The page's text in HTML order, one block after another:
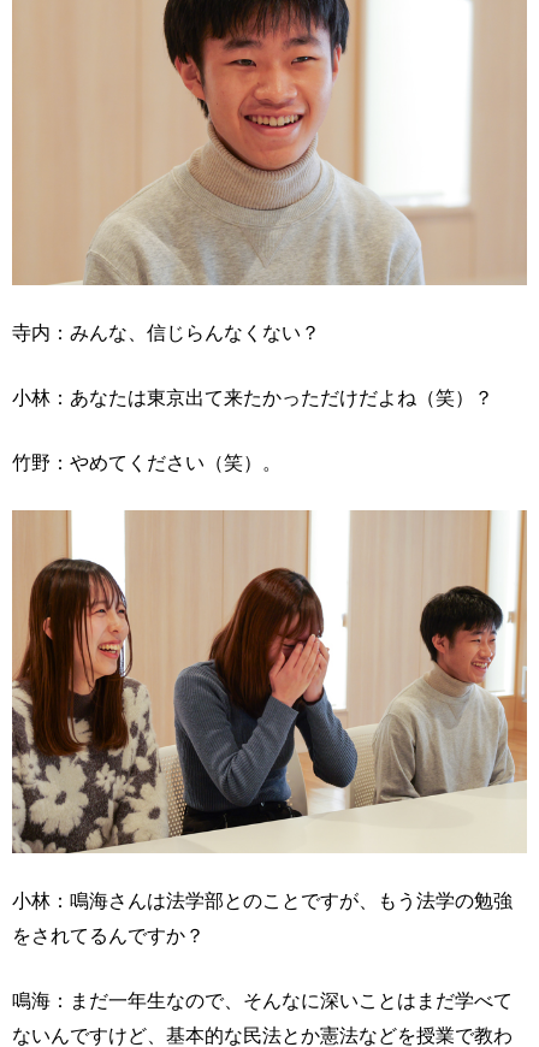
寺内：みんな、信じらんなくない？
小林：あなたは東京出て来たかっただけだよね（笑）？
竹野：やめてください（笑）。
小林：鳴海さんは法学部とのことですが、もう法学の勉強
をされてるんですか？
鳴海：まだ一年生なので、そんなに深いことはまだ学べて
ないんですけど、基本的な民法とか憲法などを授業で教わ